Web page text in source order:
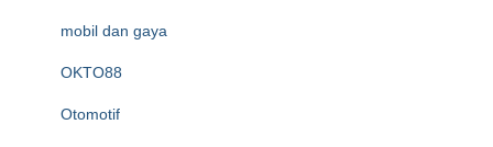
mobil dan gaya
OKTO88
Otomotif